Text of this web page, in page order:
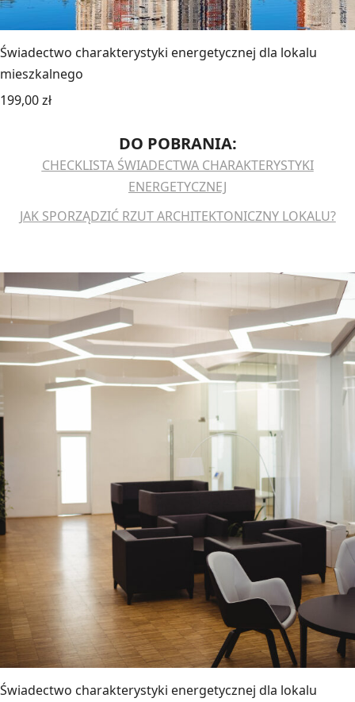
Świadectwo charakterystyki energetycznej dla lokalu
mieszkalnego
199,00zł
DO POBRANIA:
CHECKLISTA ŚWIADECTWA CHARAKTERYSTYKI
ENERGETYCZNEJ
JAK SPORZĄDZIĆ RZUT ARCHITEKTONICZNY LOKALU?
Świadectwo charakterystyki energetycznej dla lokalu